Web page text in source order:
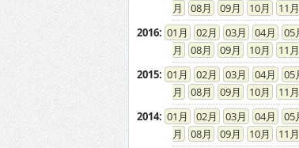
08
09 10 11
2016: 01 02 03 04 05
08
09 10 11
2015: 01 02 03 04 05
08
09 10 11
2014: 01 02 03 04 05
08
09 10 11